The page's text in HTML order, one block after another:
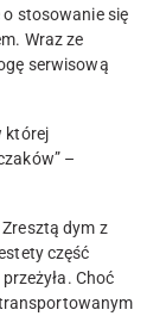
stosowanie się
Wraz ze
serwisową
której
–
dym z
część
Choć
transportowanym